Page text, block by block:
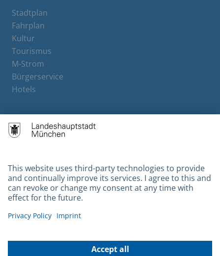
Stadtplan
Fahrplan
Kultur
Tourismus
M-Strom
Bürgerservice
Hotels
Contact
Gebärdensprache
Datenschutz
Kontakt